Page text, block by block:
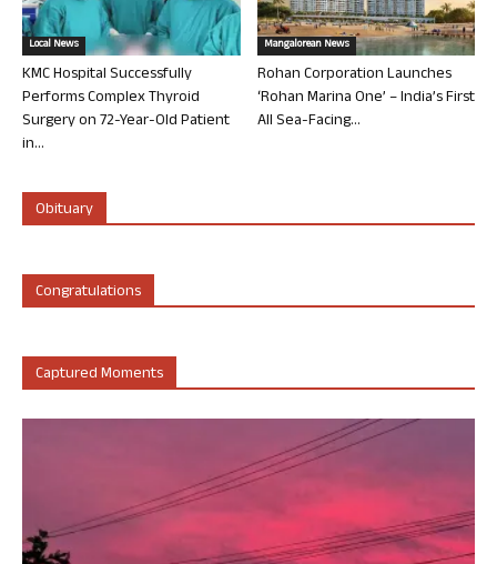
Local News
KMC Hospital Successfully
Performs Complex Thyroid
Surgery on 72-Year-Old Patient
in...
Mangalorean News
Rohan Corporation Launches
‘Rohan Marina One’ – India’s First
All Sea-Facing...
Obituary
Congratulations
Captured Moments